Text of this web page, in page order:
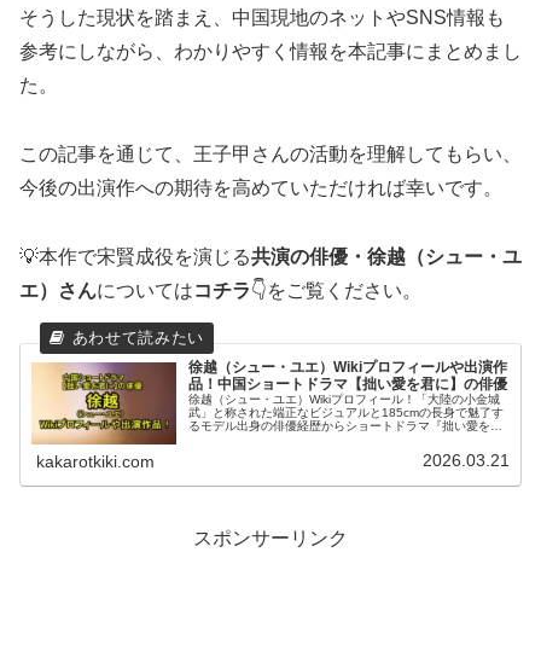
そうした現状を踏まえ、中国現地のネットやSNS情報も
参考にしながら、わかりやすく情報を本記事にまとめまし
た。
この記事を通じて、王子甲さんの活動を理解してもらい、
今後の出演作への期待を高めていただければ幸いです。
💡本作で宋賢成役を演じる共演の俳優・徐越（シュー・ユ
エ）さんについてはコチラ👇をご覧ください。
徐越（シュー・ユエ）Wikiプロフィールや出演作
品！中国ショートドラマ【拙い愛を君に】の俳優
徐越（シュー・ユエ）Wikiプロフィール！「大陸の小金城
武」と称された端正なビジュアルと185cmの長身で魅了す
るモデル出身の俳優経歴からショートドラマ『拙い愛を君
kakarotkiki.com 2026.03.21
スポンサーリンク